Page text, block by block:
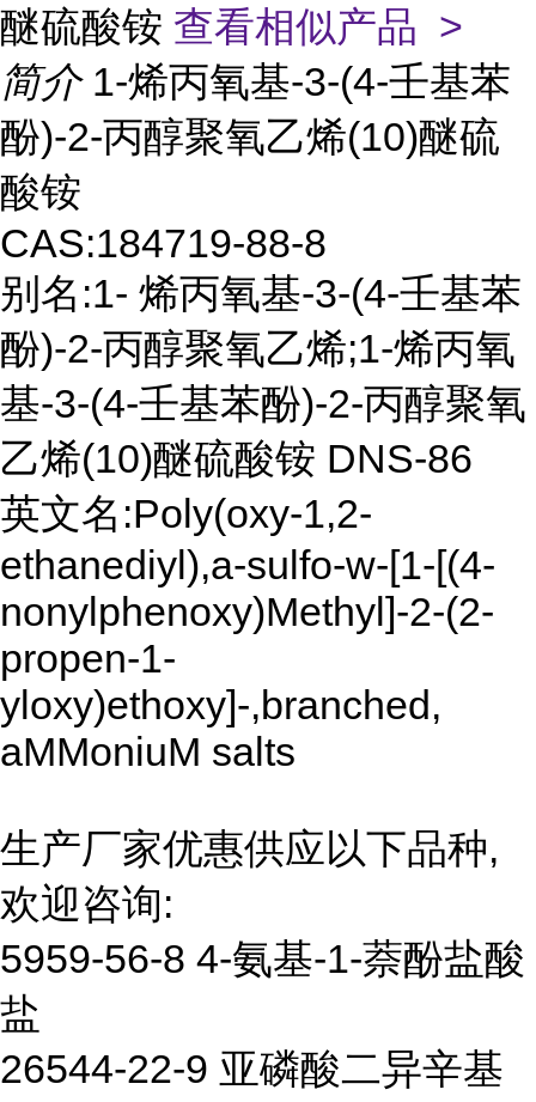
醚硫酸铵 查看相似产品 >
简介 1-烯丙氧基-3-(4-壬基苯
酚)-2-丙醇聚氧乙烯(10)醚硫
酸铵
CAS:184719-88-8
别名:1- 烯丙氧基-3-(4-壬基苯
酚)-2-丙醇聚氧乙烯;1-烯丙氧
基-3-(4-壬基苯酚)-2-丙醇聚氧
乙烯(10)醚硫酸铵 DNS-86
英文名:Poly(oxy-1,2-
ethanediyl),a-sulfo-w-[1-[(4-
nonylphenoxy)Methyl]-2-(2-
propen-1-
yloxy)ethoxy]-,branched,
aMMoniuM salts
生产厂家优惠供应以下品种,
欢迎咨询:
5959-56-8 4-氨基-1-萘酚盐酸
盐
26544-22-9 亚磷酸二异辛基